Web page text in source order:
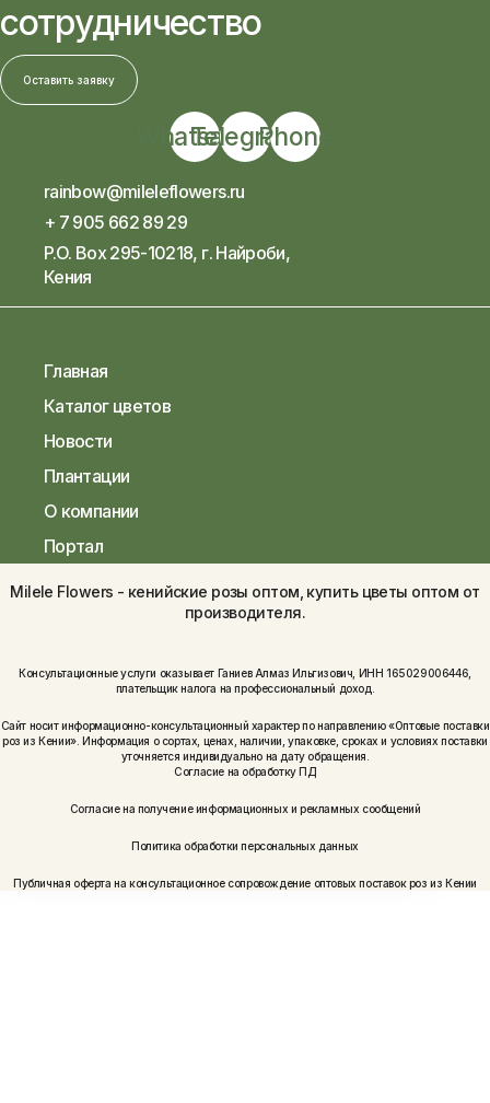
сотрудничество
Оставить заявку
Whatsapp
Telegram
Phone
rainbow@mileleflowers.ru
+ 7 905 662 89 29
P.O. Box 295-10218, г. Найроби,
Кения
Главная
Каталог цветов
Новости
Плантации
О компании
Портал
Milele Flowers - кенийские розы оптом, купить цветы оптом от
производителя.
Консультационные услуги оказывает Ганиев Алмаз Ильгизович, ИНН 165029006446,
плательщик налога на профессиональный доход.
Сайт носит информационно-консультационный характер по направлению «Оптовые поставки
роз из Кении». Информация о сортах, ценах, наличии, упаковке, сроках и условиях поставки
уточняется индивидуально на дату обращения.
Согласие на обработку ПД
Согласие на получение информационных и рекламных сообщений
Политика обработки персональных данных
Публичная оферта на консультационное сопровождение оптовых поставок роз из Кении